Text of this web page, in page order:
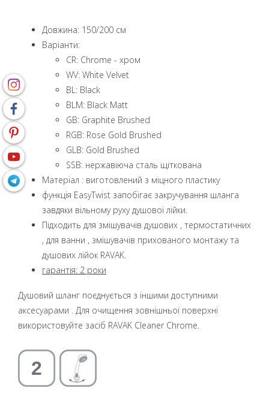
Довжина: 150/200 см
Варіанти:
CR: Chrome - хром
WV: White Velvet
BL: Black
BLM: Black Matt
GB: Graphite Brushed
RGB: Rose Gold Brushed
GLB: Gold Brushed
SSB: нержавіюча сталь щіткована
Матеріал : виготовлений з міцного пластику
функція EasyTwist запобігає закручування шланга
завдяки вільному руху душової лійки.
Підходить для змішувачів душових , термостатичних
, для ванни , змішувачів прихованого монтажу та
душових лійок RAVAK.
гарантія: 2 роки
Душовий шланг поєднується з іншими доступними
аксесуарами . Для очищення зовнішньої поверхні
використовуйте засіб RAVAK Cleaner Chrome.